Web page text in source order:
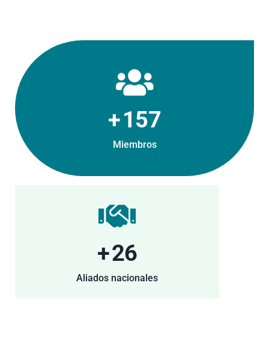
+215
Miembros
+35
Aliados nacionales